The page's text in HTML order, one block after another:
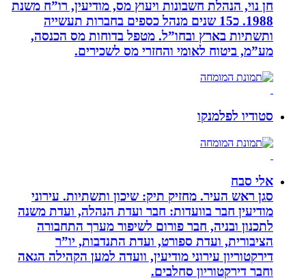
חן נוי, הנהלת חשבונות ויעוץ מס, מודיעין, רו”ח משנת
1988. כ15 שנים מנהל כספים בחברות תעשייה
ותשתיות בארץ ובחו”ל. מטפל בדוחות מס הכנסה,
מע”מ, ביטוח לאומי והחזרי מס לשכירים.
סטודיו לפלמנקו
אלי סבח
סגן ראש העיר. מחזיק תיק: שיכון ותשתיות. עירוני
מודיעין חבר בוועדות: חבר ועדת הנהלה, ועדת משנה
לתכנון ובניה, חבר פורום לשיפור מערך התחבורה
הציבורית, ועדת ספורט, ועדת התנדבות, יו”ר
דירקטוריון עירוני מודיעין, וועדה למען הקהילה הגאה
וחבר דירקטוריון סחלבים.